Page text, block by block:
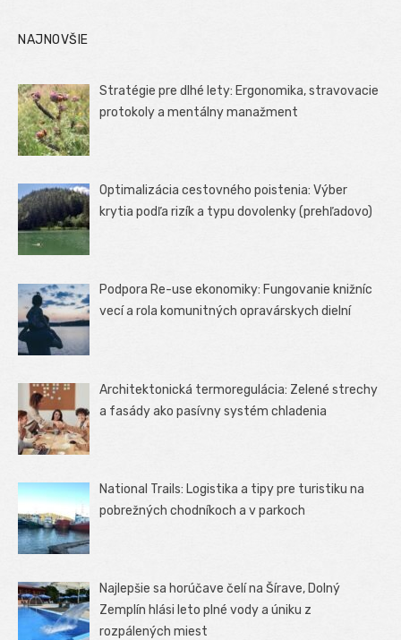
NAJNOVŠIE
Stratégie pre dlhé lety: Ergonomika, stravovacie
protokoly a mentálny manažment
Optimalizácia cestovného poistenia: Výber
krytia podľa rizík a typu dovolenky (prehľadovo)
Podpora Re-use ekonomiky: Fungovanie knižníc
vecí a rola komunitných opravárskych dielní
Architektonická termoregulácia: Zelené strechy
a fasády ako pasívny systém chladenia
National Trails: Logistika a tipy pre turistiku na
pobrežných chodníkoch a v parkoch
Najlepšie sa horúčave čelí na Šírave, Dolný
Zemplín hlási leto plné vody a úniku z
rozpálených miest